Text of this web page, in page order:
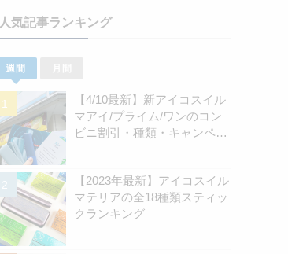
人気記事ランキング
週間
【4/10最新】新アイコスイル
マアイ/プライム/ワンのコン
ビニ割引・種類・キャンペー
【2023年最新】アイコスイル
マテリアの全18種類スティッ
クランキング